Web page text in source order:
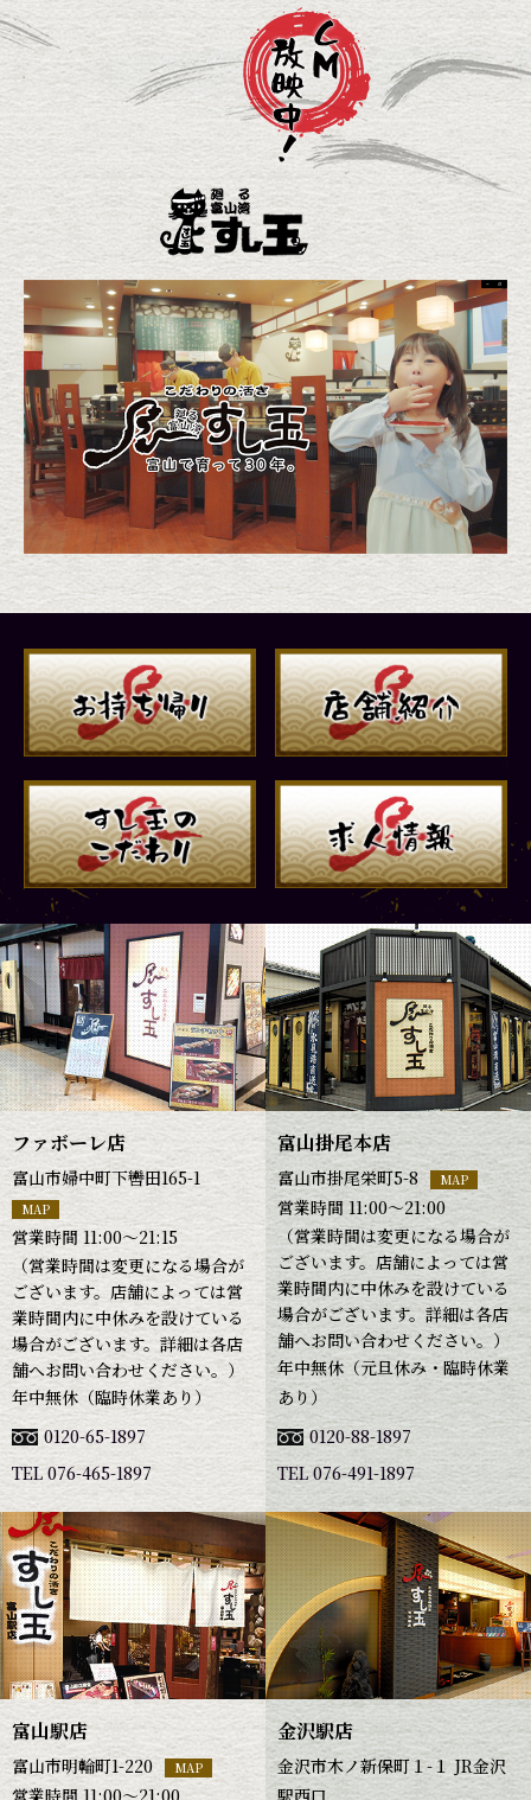
ファボーレ店
富山市婦中町下轡田165-1
MAP
営業時間 11:00～21:15
（営業時間は変更になる場合が
ございます。店舗によっては営
業時間内に中休みを設けている
場合がございます。詳細は各店
舗へお問い合わせください。）
年中無休（臨時休業あり）
0120-65-1897
TEL 076-465-1897
富山掛尾本店
富山市掛尾栄町5-8 MAP
営業時間 11:00～21:00
（営業時間は変更になる場合が
ございます。店舗によっては営
業時間内に中休みを設けている
場合がございます。詳細は各店
舗へお問い合わせください。）
年中無休（元旦休み・臨時休業
あり）
0120-88-1897
TEL 076-491-1897
富山駅店
富山市明輪町1-220 MAP
営業時間 11:00～21:00
金沢駅店
金沢市木ノ新保町１-１ JR金沢
駅西口